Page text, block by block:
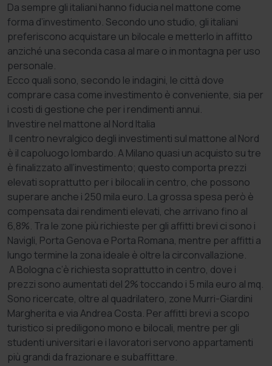
Da sempre gli italiani hanno fiducia nel mattone come
forma d’investimento. Secondo uno studio, gli italiani
preferiscono acquistare un bilocale e metterlo in affitto
anziché una seconda casa al mare o in montagna per uso
personale.
Ecco quali sono, secondo le indagini, le città dove
comprare casa come investimento è conveniente, sia per
i costi di gestione che per i rendimenti annui.
Investire nel mattone al Nord Italia
Il centro nevralgico degli investimenti sul mattone al Nord
è il capoluogo lombardo. A Milano quasi un acquisto su tre
è finalizzato all’investimento; questo comporta prezzi
elevati soprattutto per i bilocali in centro, che possono
superare anche i 250 mila euro. La grossa spesa però è
compensata dai rendimenti elevati, che arrivano fino al
6,8%. Tra le zone più richieste per gli affitti brevi ci sono i
Navigli, Porta Genova e Porta Romana, mentre per affitti a
lungo termine la zona ideale è oltre la circonvallazione.
A Bologna c’è richiesta soprattutto in centro, dove i
prezzi sono aumentati del 2% toccando i 5 mila euro al mq.
Sono ricercate, oltre al quadrilatero, zone Murri-Giardini
Margherita e via Andrea Costa. Per affitti brevi a scopo
turistico si prediligono mono e bilocali, mentre per gli
studenti universitari e i lavoratori servono appartamenti
più grandi da frazionare e subaffittare.